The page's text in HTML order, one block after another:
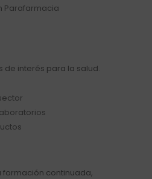
Parafarmacia
de interés para la salud.
formación continuada,